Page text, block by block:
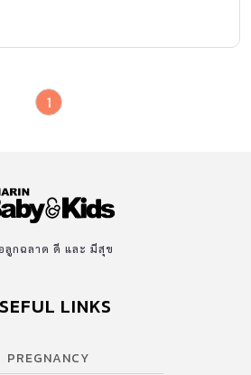
1
ลูกฉลาด ดี และ มีสุข
LINKS
PREGNANCY